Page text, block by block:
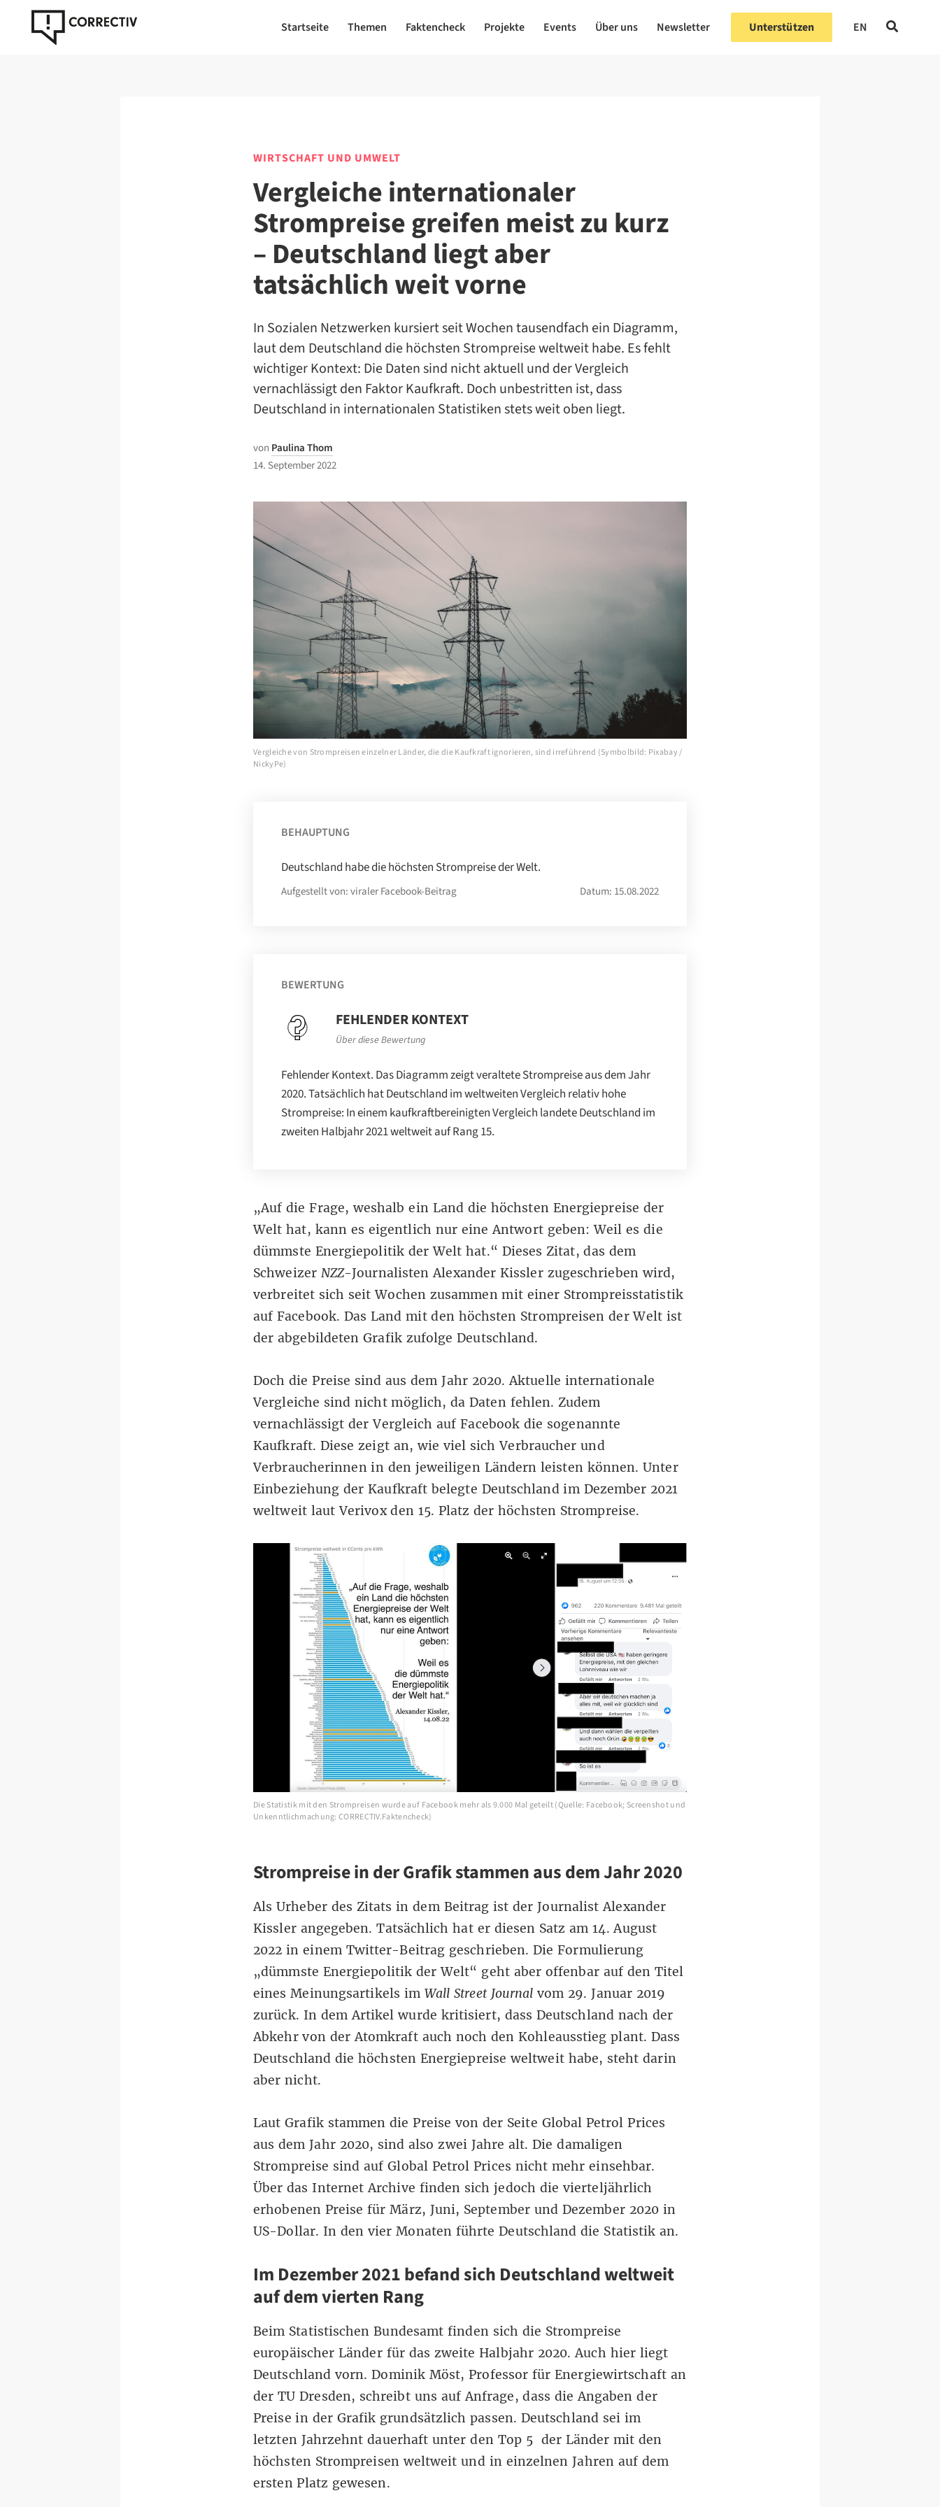
Startseite Themen Faktencheck Projekte Events Über uns Newsletter Unterstützen EN
WIRTSCHAFT UND UMWELT
Vergleiche internationaler
Strompreise greifen meist zu kurz
– Deutschland liegt aber
tatsächlich weit vorne
In Sozialen Netzwerken kursiert seit Wochen tausendfach ein Diagramm,
laut dem Deutschland die höchsten Strompreise weltweit habe. Es fehlt
wichtiger Kontext: Die Daten sind nicht aktuell und der Vergleich
vernachlässigt den Faktor Kaufkraft. Doch unbestritten ist, dass
Deutschland in internationalen Statistiken stets weit oben liegt.
von Paulina Thom
14. September 2022
Vergleiche von Strompreisen einzelner Länder, die die Kaufkraft ignorieren, sind irreführend (Symbolbild: Pixabay /
NickyPe)
BEHAUPTUNG
Deutschland habe die höchsten Strompreise der Welt.
Aufgestellt von: viraler Facebook-Beitrag Datum: 15.08.2022
BEWERTUNG
FEHLENDER KONTEXT
Über diese Bewertung
Fehlender Kontext. Das Diagramm zeigt veraltete Strompreise aus dem Jahr
2020. Tatsächlich hat Deutschland im weltweiten Vergleich relativ hohe
Strompreise: In einem kaufkraftbereinigten Vergleich landete Deutschland im
zweiten Halbjahr 2021 weltweit auf Rang 15.
„Auf die Frage, weshalb ein Land die höchsten Energiepreise der
Welt hat, kann es eigentlich nur eine Antwort geben: Weil es die
dümmste Energiepolitik der Welt hat.“ Dieses Zitat, das dem
Schweizer NZZ-Journalisten Alexander Kissler zugeschrieben wird,
verbreitet sich seit Wochen zusammen mit einer Strompreisstatistik
aufFacebook. Das Land mit den höchsten Strompreisen der Welt ist
der abgebildeten Grafik zufolge Deutschland.
Doch die Preise sind aus dem Jahr 2020. Aktuelle internationale
Vergleiche sind nicht möglich, da Daten fehlen. Zudem
vernachlässigt der Vergleich auf Facebook die sogenannte
Kaufkraft. Diese zeigt an, wie viel sich Verbraucher und
Verbraucherinnen in den jeweiligen Ländern leisten können. Unter
Einbeziehung der Kaufkraft belegte Deutschland im Dezember 2021
weltweit laut Verivox den 15. Platz der höchsten Strompreise.
Die Statistik mit den Strompreisen wurde auf Facebook mehr als 9.000 Mal geteilt (Quelle: Facebook; Screenshot und
Unkenntlichmachung: CORRECTIV.Faktencheck)
Strompreise in der Grafik stammen aus dem Jahr 2020
Als Urheber des Zitats in dem Beitrag ist der Journalist Alexander
Kissler angegeben. Tatsächlich hat er diesen Satz am 14. August
2022 in einem Twitter-Beitrag geschrieben. Die Formulierung
„dümmste Energiepolitik der Welt“ geht aber offenbar auf den Titel
einesMeinungsartikels im Wall Street Journalvom 29. Januar 2019
zurück. In dem Artikel wurde kritisiert, dass Deutschland nach der
Abkehr von der Atomkraft auch noch den Kohleausstieg plant. Dass
Deutschland die höchsten Energiepreise weltweit habe, steht darin
aber nicht.
Laut Grafik stammen die Preise von der Seite Global Petrol Prices
aus dem Jahr 2020, sind also zwei Jahre alt. Die damaligen
Strompreise sind auf Global Petrol Prices nicht mehr einsehbar.
Über das Internet Archive finden sich jedoch die vierteljährlich
erhobenen Preise fürMärz, Juni, Septemberund Dezember2020 in
US-Dollar. In den vier Monaten führte Deutschland die Statistik an.
Im Dezember 2021 befand sich Deutschland weltweit
auf dem vierten Rang
Beim Statistischen Bundesamt finden sich die Strompreise
europäischer Länder für das zweite Halbjahr 2020. Auch hier liegt
Deutschland vorn. Dominik Möst, Professor für Energiewirtschaft an
der TU Dresden, schreibt uns auf Anfrage, dass die Angaben der
Preise in der Grafik grundsätzlich passen. Deutschland sei im
letzten Jahrzehnt dauerhaft unter den Top 5 der Länder mit den
höchsten Strompreisen weltweit und in einzelnen Jahren auf dem
ersten Platz gewesen.